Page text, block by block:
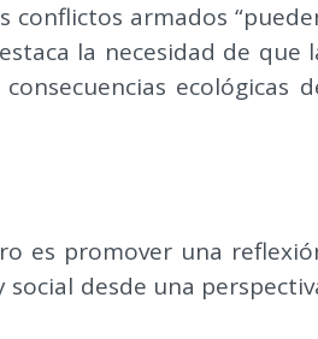
conflictos armados
la necesidad de que
ecológicas
es promover una
desde una